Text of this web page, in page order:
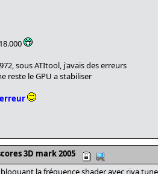
sous ATItool, j'avais des erreurs
reste le GPU a stabiliser
erreur
3D mark 2005
la fréquence shader avec riva